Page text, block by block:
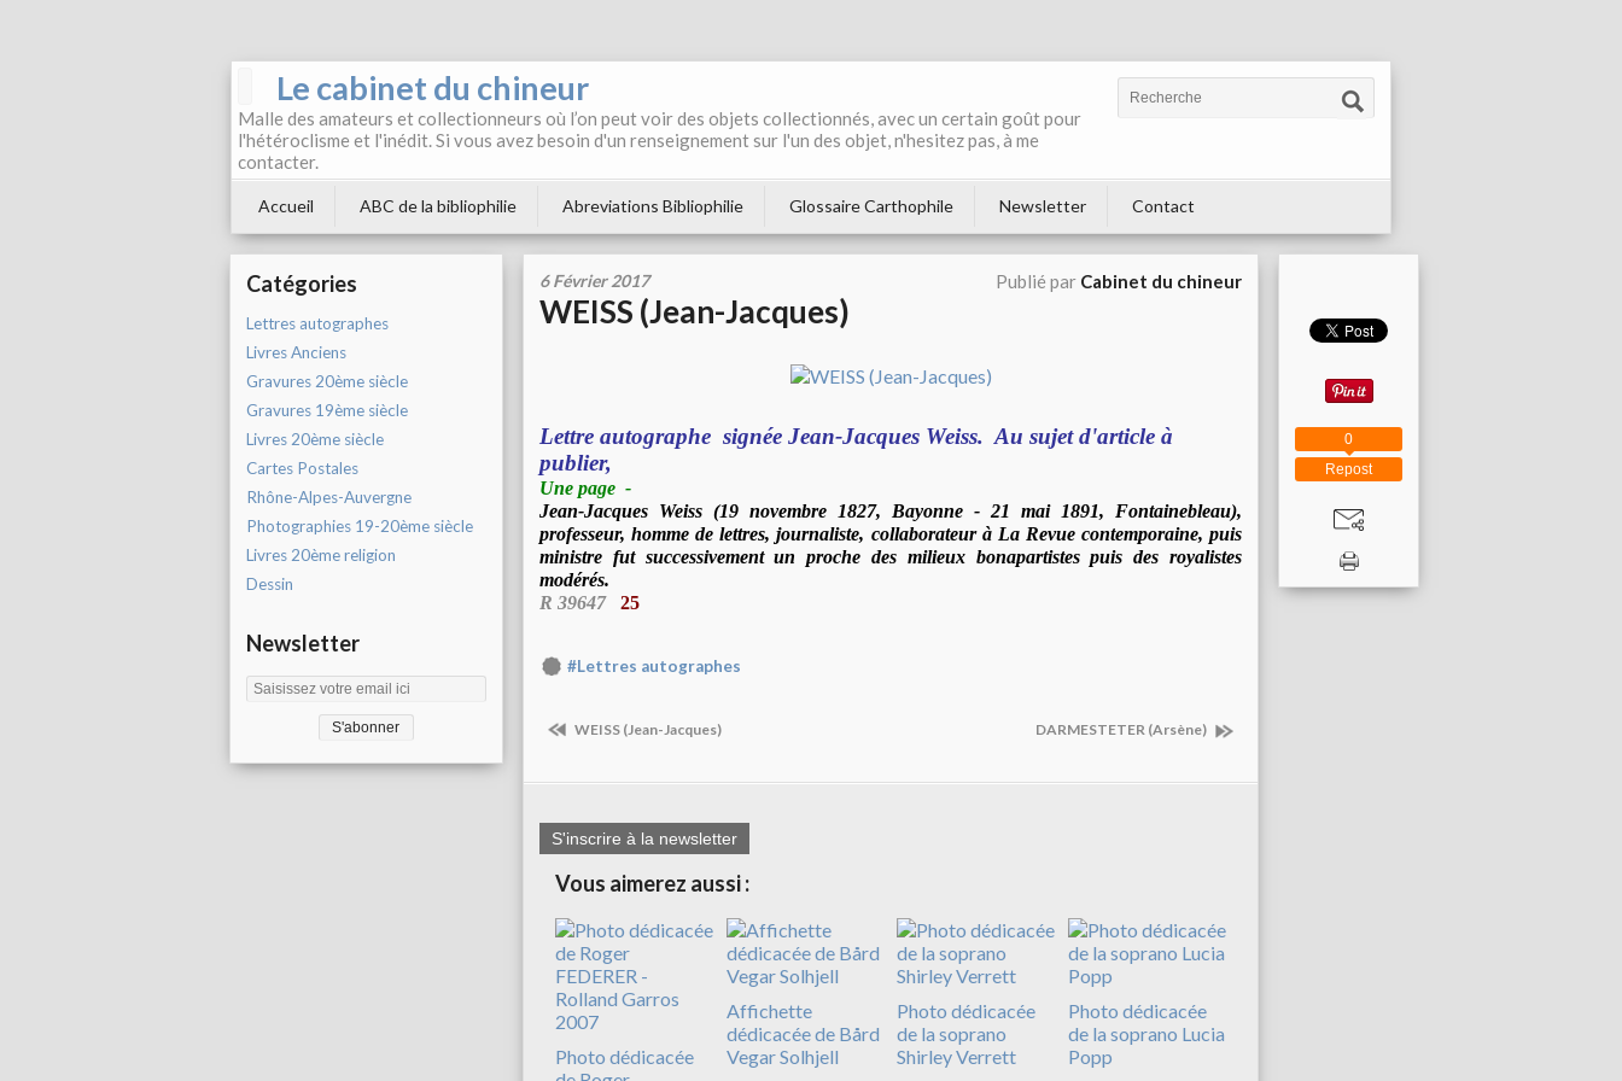
Le cabinet du chineur
Malle des amateurs et collectionneurs où l’on peut voir des objets collectionnés, avec un certain goût pour
l'hétéroclisme et l'inédit. Si vous avez besoin d'un renseignement sur l'un des objet, n'hesitez pas, à me
contacter.
Accueil ABC de la bibliophilie Abreviations Bibliophilie Glossaire Carthophile Newsletter Contact
Catégories
Lettres autographes
Livres Anciens
Gravures 20ème siècle
Gravures 19ème siècle
Livres 20ème siècle
Cartes Postales
Rhône-Alpes-Auvergne
Photographies 19-20ème siècle
Livres 20ème religion
Dessin
Newsletter
6 Février 2017 Publié par Cabinet du chineur
WEISS (Jean-Jacques)
Lettre autographe signée Jean-Jacques Weiss. Au sujet d'article à
publier,
Une page -
Jean-Jacques Weiss (19 novembre 1827, Bayonne - 21 mai 1891, Fontainebleau),
professeur, homme de lettres, journaliste, collaborateur à La Revue contemporaine, puis
ministre fut successivement un proche des milieux bonapartistes puis des royalistes
modérés.
R 39647
25
#Lettres autographes
WEISS (Jean-Jacques) DARMESTETER (Arsène)
S'inscrire à la newsletter
Vous aimerez aussi :
Photo dédicacée
Affichette
dédicacée de Bård
Vegar Solhjell
Photo dédicacée
de la soprano
Shirley Verrett
Photo dédicacée
de la soprano Lucia
Popp
Repost
0